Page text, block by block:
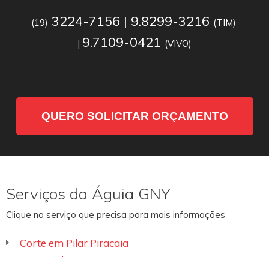
(19) 3224-7156 | 9.8299-3216 (TIM)
| 9.7109-0421 (VIVO)
QUERO SOLICITAR ORÇAMENTO
Serviços da Águia GNY
Clique no serviço que precisa para mais informações
Corte em Pilar Piracaia